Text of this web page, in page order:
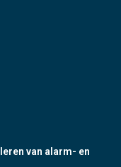
van alarm- en